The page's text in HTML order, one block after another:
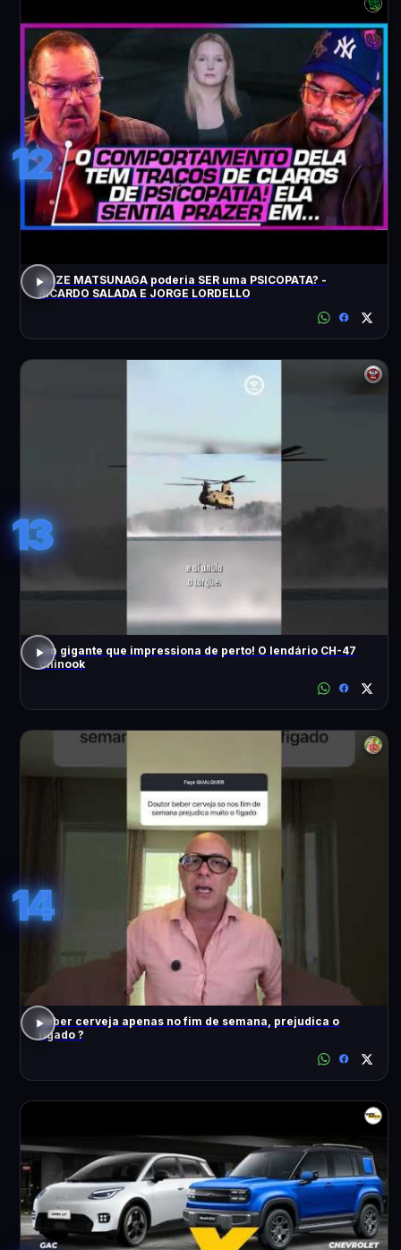
12
ELIZE MATSUNAGA poderia SER uma PSICOPATA? -
RICARDO SALADA E JORGE LORDELLO
13
Um gigante que impressiona de perto! O lendário CH-47
Chinook
14
Beber cerveja apenas no fim de semana, prejudica o
fígado ?